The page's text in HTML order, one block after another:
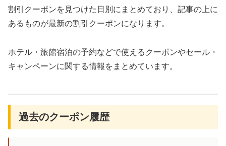
割引クーポンを見つけた日別にまとめており、記事の上に
あるものが最新の割引クーポンになります。
ホテル・旅館宿泊の予約などで使えるクーポンやセール・
キャンペーンに関する情報をまとめています。
過去のクーポン履歴